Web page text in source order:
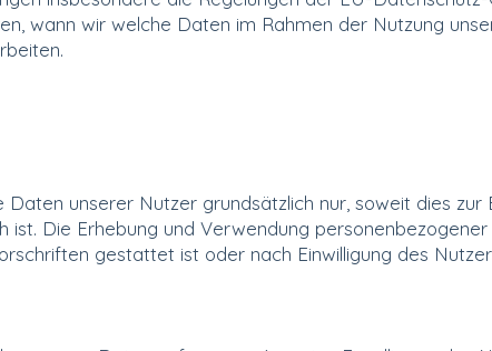
wann wir welche Daten im Rahmen der Nutzung
unserer Nutzer grundsätzlich nur, soweit dies
ist. Die Erhebung und Verwendung
gestattet ist oder nach Einwilligung des